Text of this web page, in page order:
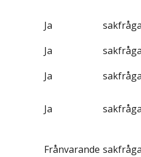
Ja
Ja
Ja
Ja
Frånvarande